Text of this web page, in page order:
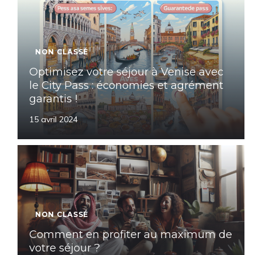
NON CLASSÉ
Optimisez votre séjour à Venise avec
le City Pass : économies et agrément
garantis !
15 avril 2024
NON CLASSÉ
Comment en profiter au maximum de
votre séjour ?